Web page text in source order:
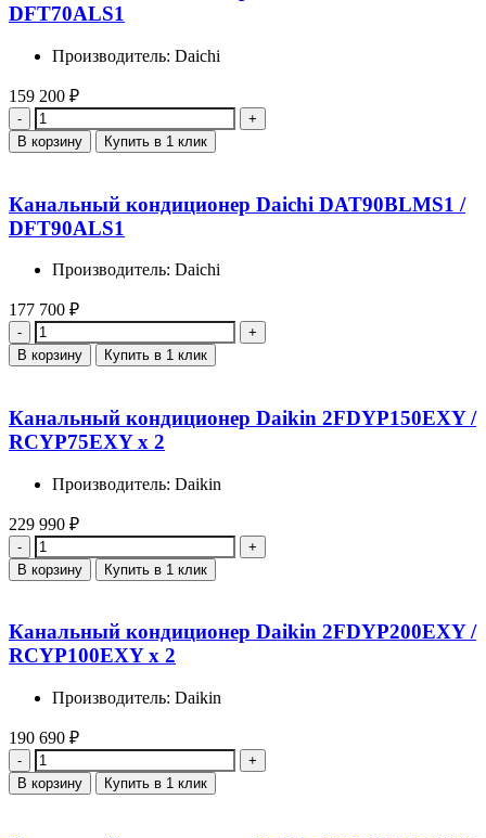
DFT70ALS1
Производитель: Daichi
159 200 ₽
Количество
В корзину Купить в 1 клик
Канальный кондиционер Daichi DAT90BLMS1 /
DFT90ALS1
Производитель: Daichi
177 700 ₽
Количество
В корзину Купить в 1 клик
Канальный кондиционер Daikin 2FDYP150EXY /
RCYP75EXY x 2
Производитель: Daikin
229 990 ₽
Количество
В корзину Купить в 1 клик
Канальный кондиционер Daikin 2FDYP200EXY /
RCYP100EXY x 2
Производитель: Daikin
190 690 ₽
Количество
В корзину Купить в 1 клик